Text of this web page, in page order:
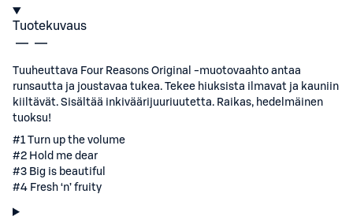
Tuotekuvaus
Tuuheuttava Four Reasons Original -muotovaahto antaa
runsautta ja joustavaa tukea. Tekee hiuksista ilmavat ja kauniin
kiiltävät. Sisältää inkiväärijuuriuutetta. Raikas, hedelmäinen
tuoksu!
#1 Turn up the volume
#2 Hold me dear
#3 Big is beautiful
#4 Fresh ‘n’ fruity